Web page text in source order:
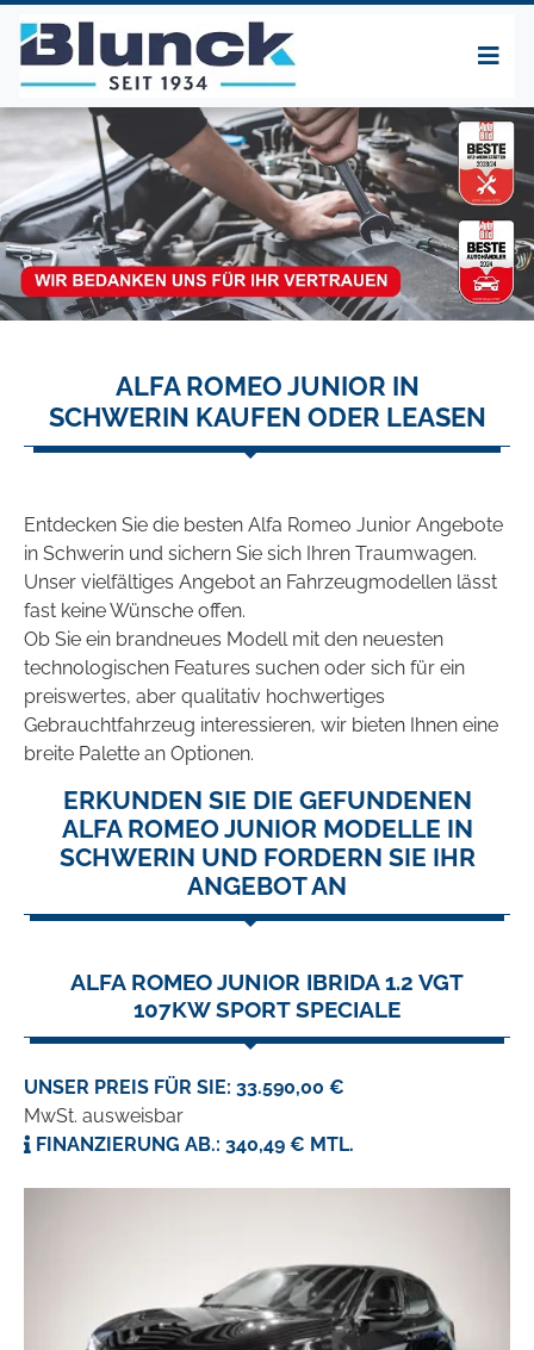
ALFA ROMEO JUNIOR IN
SCHWERIN KAUFEN ODER LEASEN
Entdecken Sie die besten Alfa Romeo Junior Angebote
in Schwerin und sichern Sie sich Ihren Traumwagen.
Unser vielfältiges Angebot an Fahrzeugmodellen lässt
fast keine Wünsche offen.
Ob Sie ein brandneues Modell mit den neuesten
technologischen Features suchen oder sich für ein
preiswertes, aber qualitativ hochwertiges
Gebrauchtfahrzeug interessieren, wir bieten Ihnen eine
breite Palette an Optionen.
ERKUNDEN SIE DIE GEFUNDENEN
ALFA ROMEO JUNIOR MODELLE IN
SCHWERIN UND FORDERN SIE IHR
ANGEBOT AN
ALFA ROMEO JUNIOR IBRIDA 1.2 VGT
107KW SPORT SPECIALE
UNSER PREIS FÜR SIE: 33.590,00 €
MwSt. ausweisbar
FINANZIERUNG AB.: 340,49 € MTL.